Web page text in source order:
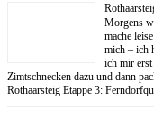
Morgens
mache
mich – ich
ich mir erst
Zimtschnecken dazu und dann
Rothaarsteig Etappe 3: